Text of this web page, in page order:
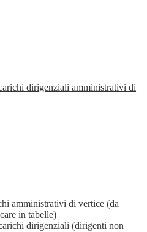
dirigenziali amministrativi di
amministrativi di vertice (da
in tabelle)
dirigenziali (dirigenti non